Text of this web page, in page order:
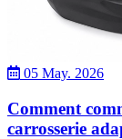
05 May. 2026
Comment
carrosserie